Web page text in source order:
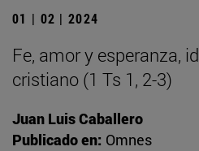
01 | 02 | 2024
Fe, amor y esperanza,
cristiano (1 Ts 1, 2-3)
Juan Luis Caballero
Publicado en: Omnes